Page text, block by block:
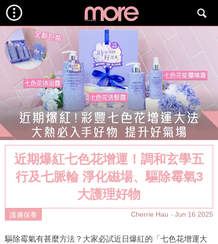
近期爆紅七色花增運！調和玄學五
行及七脈輪 淨化磁場、驅除霉氣3
大護理好物
護膚保養 Cherrie Hau Jun 16 2025
驅除霉氣有甚麼方法？大家必試近日爆紅的「七色花增運大